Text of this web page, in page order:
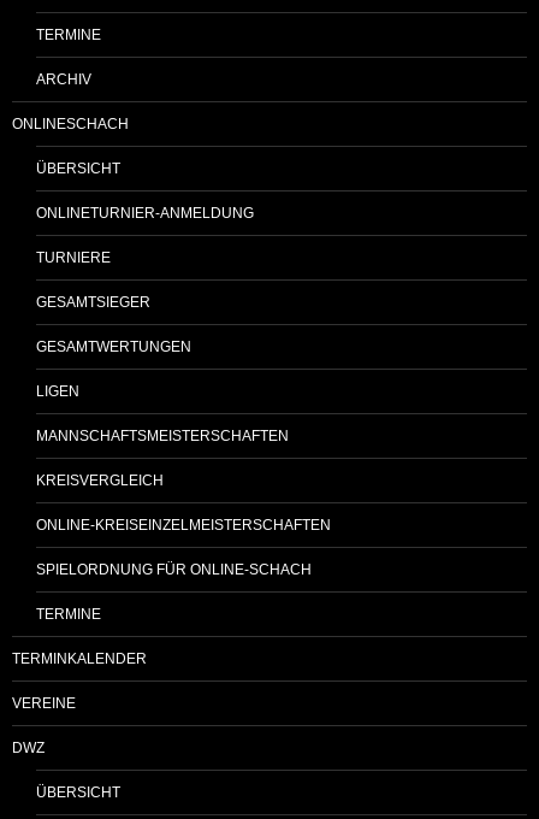
TERMINE
ARCHIV
ONLINESCHACH
ÜBERSICHT
ONLINETURNIER-ANMELDUNG
TURNIERE
GESAMTSIEGER
GESAMTWERTUNGEN
LIGEN
MANNSCHAFTSMEISTERSCHAFTEN
KREISVERGLEICH
ONLINE-KREISEINZELMEISTERSCHAFTEN
SPIELORDNUNG FÜR ONLINE-SCHACH
TERMINE
TERMINKALENDER
VEREINE
DWZ
ÜBERSICHT